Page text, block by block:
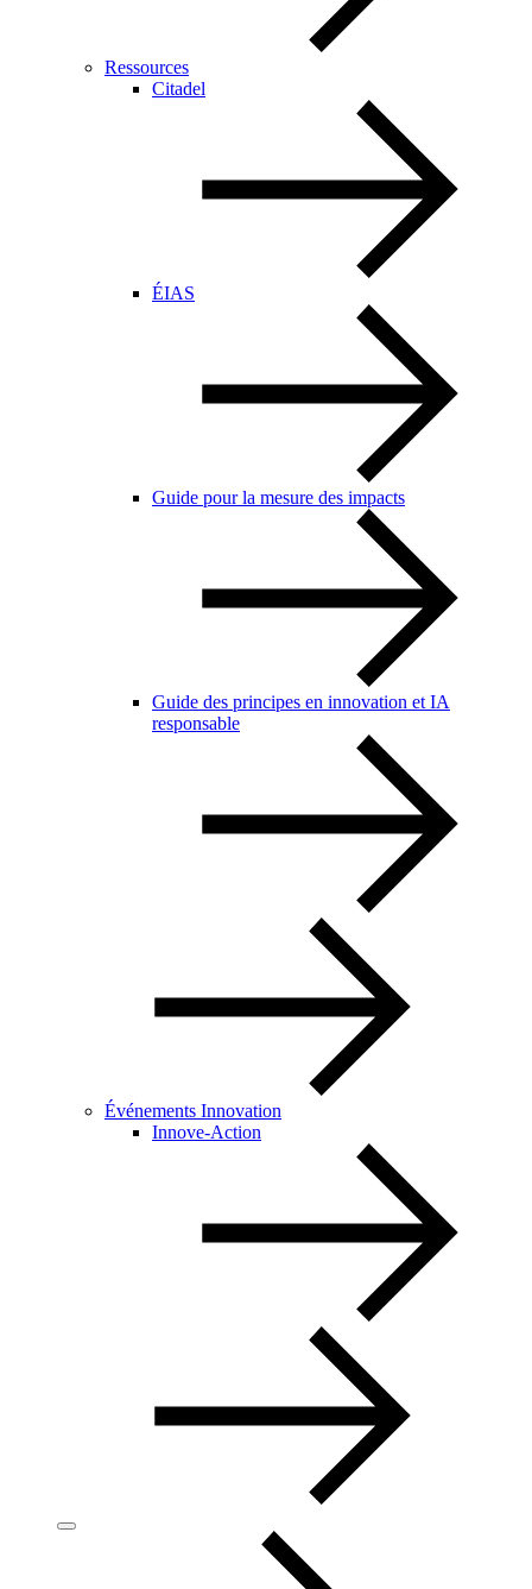
Ressources
Citadel
ÉIAS
Guide pour la mesure des impacts
Guide des principes en innovation et IA
responsable
Événements Innovation
Innove-Action